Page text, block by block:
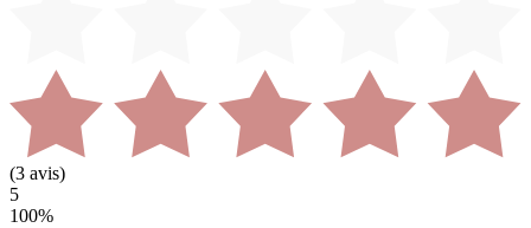
(3 avis)
5
100%